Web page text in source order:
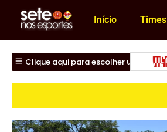
Início Times
Clique aqui para escolher um time
Nacional